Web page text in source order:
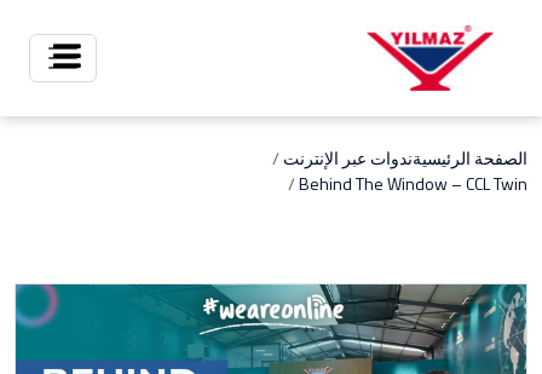
الصفحة الرئيسيةندوات عبر الإنترنت
Behind The Window – CCL Twin